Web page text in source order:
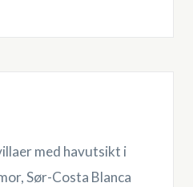
med havutsikt i
Sør-Costa Blanca